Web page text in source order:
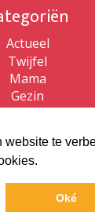
website te
Oké
Actueel
Twijfel
Mama
Gezin
de Ryck
de Ryck
kijken